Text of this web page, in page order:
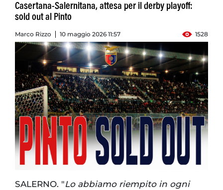
Casertana-Salernitana, attesa per il derby playoff:
sold out al Pinto
Marco Rizzo 10 maggio 2026 11:57 1528
SALERNO. "Lo abbiamo riempito in ogni